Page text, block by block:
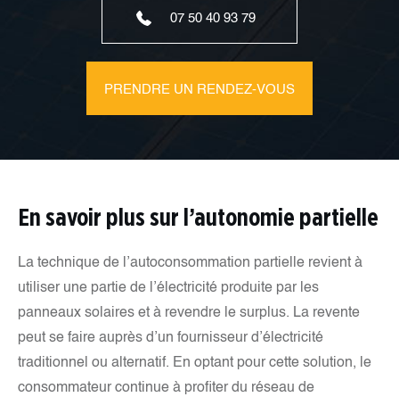
07 50 40 93 79
PRENDRE UN RENDEZ-VOUS
En savoir plus sur l’autonomie partielle
La technique de l’autoconsommation partielle revient à
utiliser une partie de l’électricité produite par les
panneaux solaires et à revendre le surplus. La revente
peut se faire auprès d’un fournisseur d’électricité
traditionnel ou alternatif. En optant pour cette solution, le
consommateur continue à profiter du réseau de